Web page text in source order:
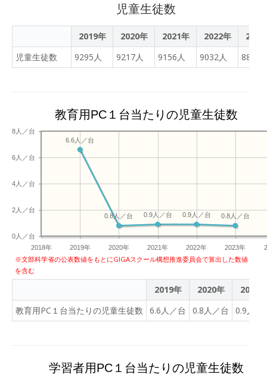
当にお世話になっていま
す。これもまた感謝しかあ
りませんね。私たちは目に
見えるものだけを見ずに目
に見えないもの（心や思
関係の皆様の東中生の皆さ
んへの愛情を感じられた２
日間でした。ありがとうご
児童生徒数
2019年 2020年 2021年 2022年
2023
児童生徒数
9295人 9217人 9156人 9032人 8801
教育用PC１台当たりの児童生徒数
2018年 2019年 2020年 2021年 2022年 2023年
0人／台
2人／台
4人／台
6人／台
8人／台
0.8人／台
0.9人／台
0.9人／台
0.8人／台
6.6人／台
※文部科学省の公表数値をもとにGIGAスクール構想推進委員会で算出した数値
を含む
2019年 2020年
2021年
教育用PC１台当たりの児童生徒数
6.6人／台 0.8人／台 0.9人／
学習者用PC１台当たりの児童生徒数